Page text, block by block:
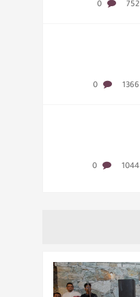
752
0
1366
0
1044
0